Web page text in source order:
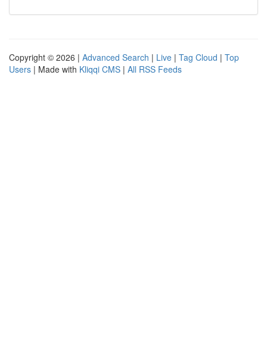
Copyright © 2026 | Advanced Search | Live | Tag Cloud | Top
Users | Made with Kliqqi CMS | All RSS Feeds